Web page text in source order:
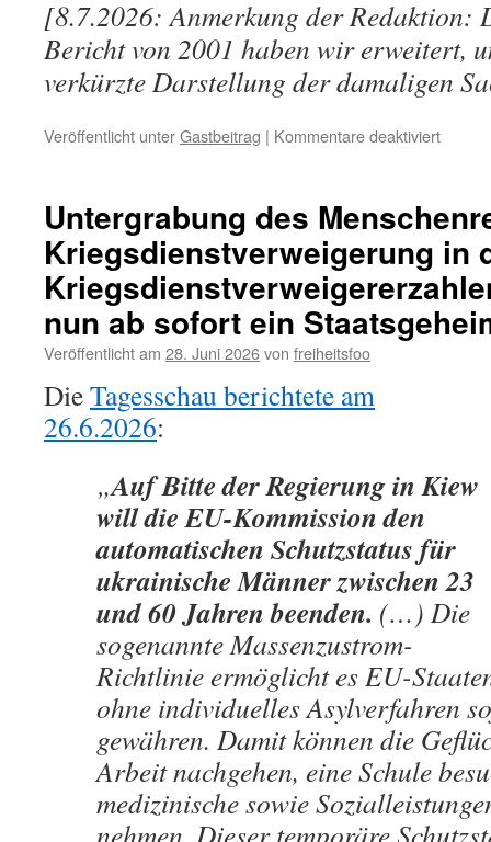
[8.7.2026: Anmerkung der Redaktion:
Bericht von 2001 haben wir erweitert,
verkürzte Darstellung der damaligen
Veröffentlicht unterGastbeitrag | Kommentare deaktiviertfür
Jürgen
Trittin
in
2001,
Bodo
Untergrabung des
Kriegsdienstverweigerung in
nun ab sofort ein
Veröffentlicht am 28. Juni 2026von freiheitsfoo
DieTagesschau berichtete am
26.6.2026:
„Auf Bitte der Regierung in Kiew
will die EU-Kommission den
automatischen Schutzstatus für
ukrainische Männer zwischen 23
und 60 Jahren beenden. (…) Die
sogenannte Massenzustrom-
Richtlinie ermöglicht es EU-
ohne individuelles Asylverfahren
gewähren. Damit können die
Arbeit nachgehen, eine Schule
medizinische sowie
nehmen. Dieser temporäre